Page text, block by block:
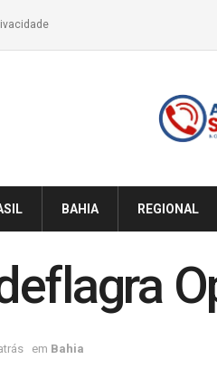
BAHIA REGIONAL
em Bahia